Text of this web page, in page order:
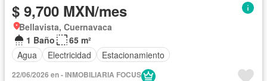
$ 9,700 MXN/mes
Bellavista, Cuernavaca
1 Baño
65 m²
Agua
Electricidad Estacionamiento
22/06/2026 en - INMOBILIARIA FOCUS